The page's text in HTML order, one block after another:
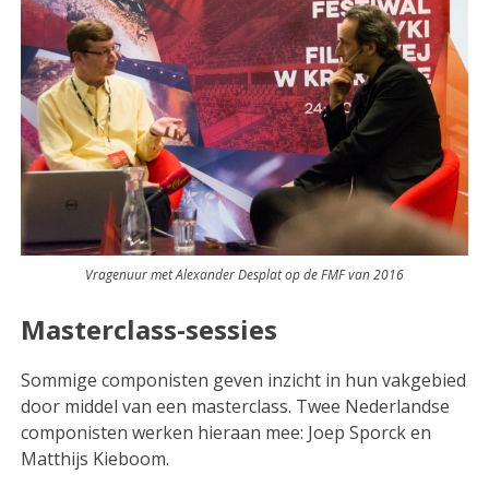
Vragenuur met Alexander Desplat op de FMF van 2016
Masterclass-sessies
Sommige componisten geven inzicht in hun vakgebied
door middel van een masterclass. Twee Nederlandse
componisten werken hieraan mee: Joep Sporck en
Matthijs Kieboom.